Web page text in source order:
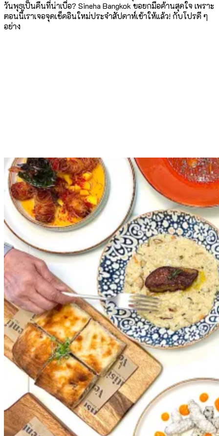
วันพุธเป็นคืนที่น่าเบื่อ? Sineha Bangkok ขอยกมือค้านสุดใจ เพราะ
ตอนนี้เราเจอจุดเช็คอินใหม่ประจำสัปดาห์เข้าให้แล้ว! กับโปรดี ๆ
อย่าง